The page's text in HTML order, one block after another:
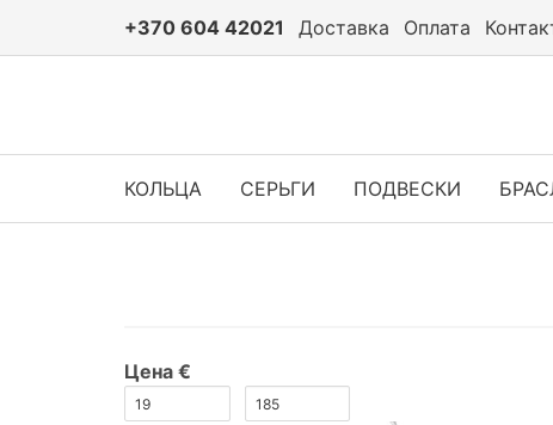
+370 604 42021 Доставка Оплата
КОЛЬЦА СЕРЬГИ ПОДВЕСКИ
Цена €